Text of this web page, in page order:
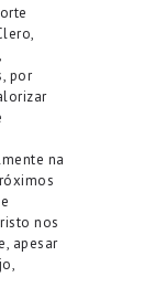
,
, por
na
nos
, apesar
,